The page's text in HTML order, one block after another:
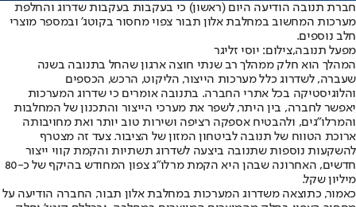
חברת תנובה הודיעה היום (ראשון) כי בעקבות בעקבות שדרוג והחלפת
מערכות המחשוב במחלבת אלון תבור צפוי מחסור בקוטג' ובמספר מוצרי
חלב נוספים.
מפעל תנובה,צילום: יוסי זליגר
המהלך הוא חלק ממהלך רב שנתי חוצה ארגון שהחל בתנובה בשנה
שעברה, לשדרוג כלל מערכות הייצור, הליקוט, הרכש, הכספים
והלוגיסטיקה בכל אתרי החברה. בתנובה אומרים כי שדרוג המערכות
יאפשר לחברה, בין היתר, לשפר את מערכי הייצור והתכנון של המחלבות
והמרלו"גים, ולהבטיח אספקה רציפה ושירות טוב יותר ואת מחויבותה
ארוכת הטווח של תנובה לביטחון המזון של הציבור. צעד זה מצטרף
להשקעות נוספות שתנובה ביצעה לשדרוג תשתיות והקמת קווי ייצור
חדשים, האחרונה שבהן היא הקמת מרלו"ג צפון המחודש בהיקף של כ-80
מיליון שקל.
כאמור, כתוצאה משדרוג המערכות במחלבת אלון תבור, החברה הודיעה על